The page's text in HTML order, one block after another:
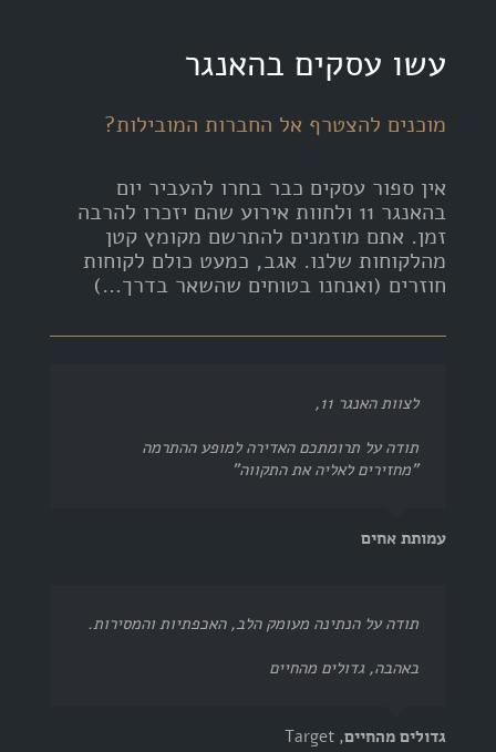
עשו עסקים בהאנגר
מוכנים להצטרף אל החברות המובילות?
אין ספור עסקים כבר בחרו להעביר יום
בהאנגר 11 ולחוות אירוע שהם יזכרו להרבה
זמן. אתם מוזמנים להתרשם מקומץ קטן
מהלקוחות שלנו. אגב, כמעט כולם לקוחות
חוזרים (ואנחנו בטוחים שהשאר בדרך…)
לצוות האנגר 11,
תודה על תרומתכם האדירה למופע ההתרמה
"מחזירים לאליה את התקווה"
עמותת אחים
תודה על הנתינה מעומק הלב, האכפתיות והמסירות.
באהבה, גדולים מהחיים
גדולים מהחיים,
Target